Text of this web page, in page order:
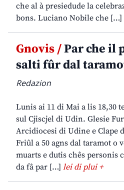
che al à presiedude la
bons. Luciano Nobile che […]
Gnovis /Par che il
salti fûr dal
Redazion
Lunis ai 11 di Mai a lis 18,30
sul Cjiscjel di Udin. Glesie
Arcidiocesi di Udine e Clape
Friûl a 50 agns dal taramot o
muarts e dutis chês personis
da fâ par […] lei di plui +